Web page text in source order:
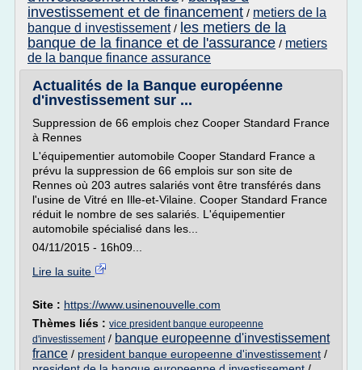
investissement et de financement / metiers de la
banque d investissement/ les metiers de la
banque de la finance et de l'assurance / metiers
de la banque finance assurance
Actualités de la Banque européenne
d'investissement sur ...
Suppression de 66 emplois chez Cooper Standard France
à Rennes
L'équipementier automobile Cooper Standard France a
prévu la suppression de 66 emplois sur son site de
Rennes où 203 autres salariés vont être transférés dans
l'usine de Vitré en Ille-et-Vilaine. Cooper Standard France
réduit le nombre de ses salariés. L'équipementier
automobile spécialisé dans les...
04/11/2015 - 16h09...
Lire la suite
Site : https://www.usinenouvelle.com
Thèmes liés : vice president banque europeenne
d'investissement/ banque europeenne d'investissement
france / president banque europeenne d'investissement /